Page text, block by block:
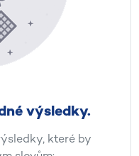
výsledky.
které by